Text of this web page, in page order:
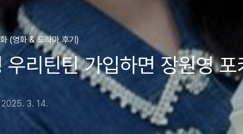
(영화 & 드라마 후기)
우리틴틴 가입하면 장원영
2025. 3. 14.